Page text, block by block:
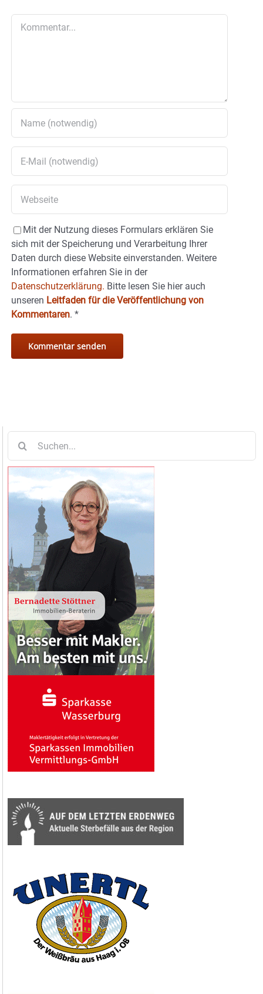
Mit der Nutzung dieses Formulars erklären Sie
sich mit der Speicherung und Verarbeitung Ihrer
Daten durch diese Website einverstanden. Weitere
Informationen erfahren Sie in der
Datenschutzerklärung. Bitte lesen Sie hier auch
unseren Leitfaden für die Veröffentlichung von
Kommentaren. *
nach: